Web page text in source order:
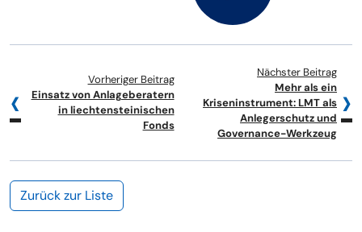
Vorheriger Beitrag
Einsatz von Anlageberatern
in liechtensteinischen
Fonds
Nächster Beitrag
Mehr als ein
Kriseninstrument: LMT als
Anlegerschutz und
Governance-Werkzeug
Zurück zur Liste